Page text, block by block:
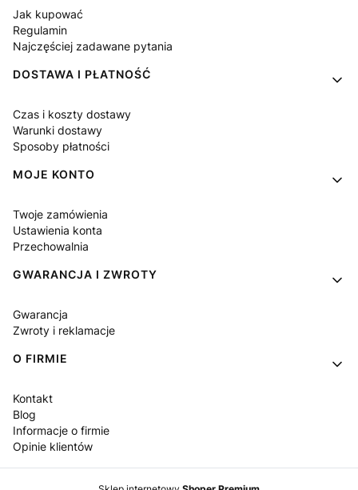
Jak kupować
Regulamin
Najczęściej zadawane pytania
DOSTAWA I PŁATNOŚĆ
Czas i koszty dostawy
Warunki dostawy
Sposoby płatności
MOJE KONTO
Twoje zamówienia
Ustawienia konta
Przechowalnia
GWARANCJA I ZWROTY
Gwarancja
Zwroty i reklamacje
O FIRMIE
Kontakt
Blog
Informacje o firmie
Opinie klientów